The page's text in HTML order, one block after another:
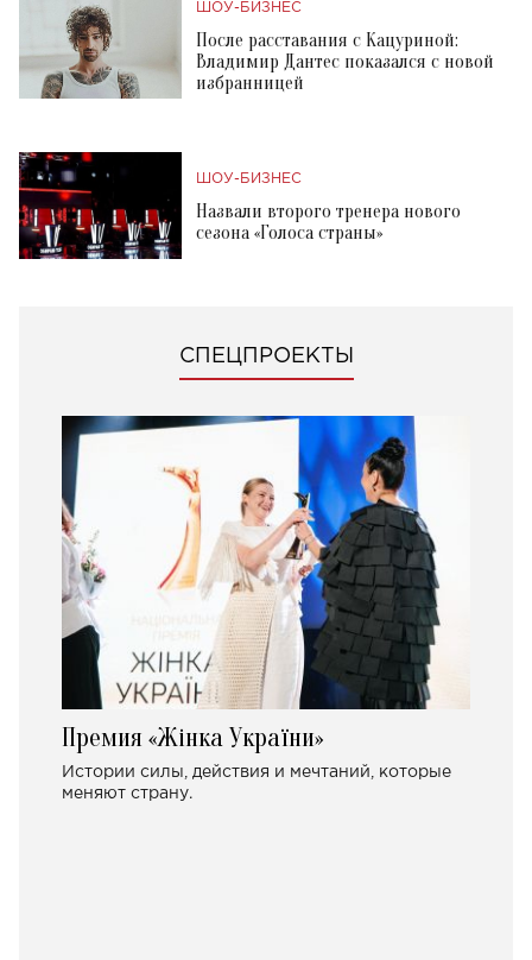
ШОУ-БИЗНЕС
После расставания с Кацуриной:
Владимир Дантес показался с новой
избранницей
ШОУ-БИЗНЕС
Назвали второго тренера нового
сезона «Голоса страны»
СПЕЦПРОЕКТЫ
Премия «Жінка України»
Истории силы, действия и мечтаний, которые
меняют страну.